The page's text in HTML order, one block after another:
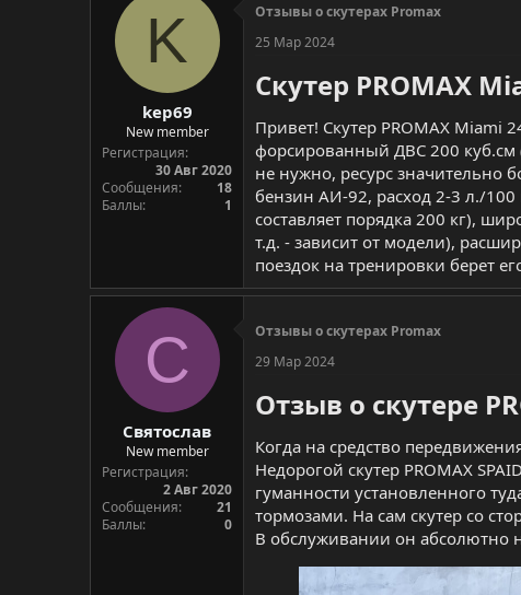
K
kep69
New member
Регистрация
30 Авг 2020
Сообщения
18
Баллы
1
Отзывы о скутерах Promax
25 Мар 2024
Скутер PROMAX
Привет! Скутер PROMAX Miami
форсированный ДВС 200 куб.см
не нужно, ресурс значительно
бензин АИ-92, расход 2-3 л./100
составляет порядка 200 кг),
т.д. - зависит от модели),
поездок на тренировки берет
С
Святослав
New member
Регистрация
2 Авг 2020
Сообщения
21
Баллы
0
Отзывы о скутерах Promax
29 Мар 2024
Отзыв о скутере
Когда на средство
Недорогой скутер PROMAX
гуманности установленного
тормозами. На сам скутер со
В обслуживании он абсолютно